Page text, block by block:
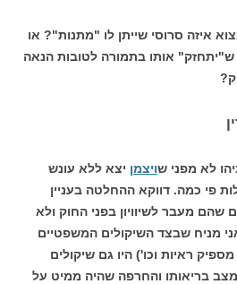
איזה סרוסי שייתן לו "מתנות"? או
ש"יתחזק" אותו בתמורה לטובות הנאה
לא מפני שויצמן יצא ללא עונש
פי כמה. דווקא ההחלטה בעניין
שהם מעבר לשיוויון בפני החוק ולא
מניח שבצד השיקולים המשפטיים
ראיות וכו') היו גם שיקולים
בריאותו והחרפה שהיה ממיט על